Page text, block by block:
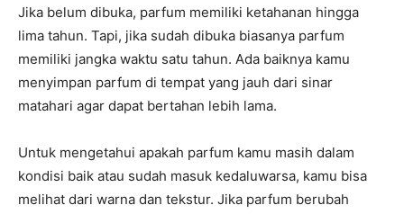
Jika belum dibuka, parfum memiliki ketahanan hingga
lima tahun. Tapi, jika sudah dibuka biasanya parfum
memiliki jangka waktu satu tahun. Ada baiknya kamu
menyimpan parfum di tempat yang jauh dari sinar
matahari agar dapat bertahan lebih lama.
Untuk mengetahui apakah parfum kamu masih dalam
kondisi baik atau sudah masuk kedaluwarsa, kamu bisa
melihat dari warna dan tekstur. Jika parfum berubah